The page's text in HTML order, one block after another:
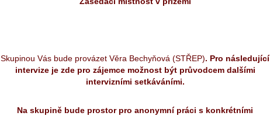
Skupinou Vás bude provázet Věra Bechyňová (STŘEP). Pro následující
intervize je zde pro zájemce možnost být průvodcem dalšími
intervizními setkáváními.
Na skupině bude prostor pro anonymní práci s konkrétními